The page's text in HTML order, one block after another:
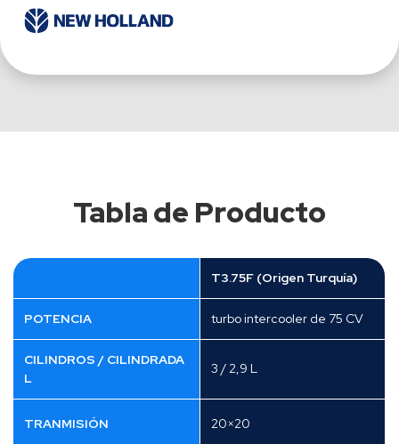
Tabla de Producto
T3.75F (Origen Turquía)
POTENCIA turbo intercooler de 75 CV
CILINDROS / CILINDRADA
L
3 / 2,9 L
TRANMISIÓN 20×20